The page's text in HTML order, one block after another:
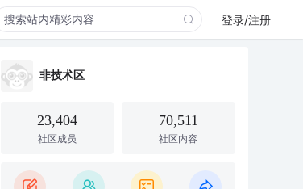
登录/注册
非技术区
23,404
社区成员
70,511
社区内容